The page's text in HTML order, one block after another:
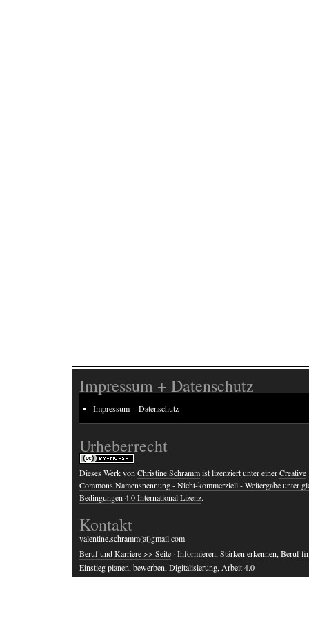
Impressum + Datenschutz
Impressum + Datenschutz
Urheberrecht
Dieses Werk von Christine Schrammist lizenziert unter einerCreative
Commons Namensnennung - Nicht-kommerziell - Weitergabe unter
Bedingungen 4.0 International Lizenz.
Kontakt
valentine.schramm(at)gmail.com
Beruf und Karriere >> Seite · Informieren, Stärken erkennen, Beruf
Einstieg planen, bewerben, Digitalisierung, Arbeit 4.0